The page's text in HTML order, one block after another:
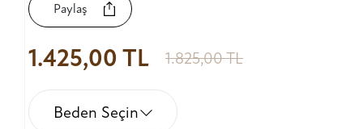
Paylaş
1.425,00 TL 1.825,00 TL
Beden Seçin